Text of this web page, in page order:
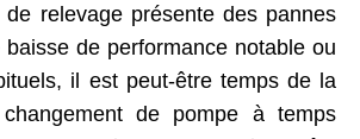
relevage présente des pannes
de performance notable ou
il est peut-être temps de la
de pompe à temps